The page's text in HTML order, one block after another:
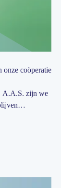
onze coöperatie
A.A.S. zijn we